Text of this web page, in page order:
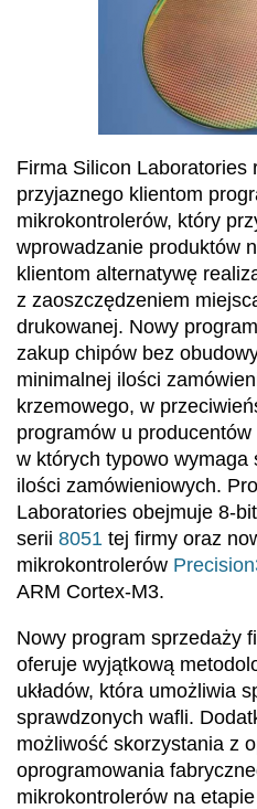
Firma Silicon Laboratories
przyjaznego klientom
mikrokontrolerów, który
wprowadzanie produktów
klientom alternatywę
z zaoszczędzeniem
drukowanej. Nowy
zakup chipów bez
minimalnej ilości
krzemowego, w
programów u
w których typowo wymaga
ilości zamówieniowych.
Laboratories obejmuje 8-
serii 8051 tej firmy oraz
mikrokontrolerów
ARM Cortex-M3.
Nowy program sprzedaży
oferuje wyjątkową
układów, która umożliwia
sprawdzonych wafli.
możliwość skorzystania z
oprogramowania
mikrokontrolerów na